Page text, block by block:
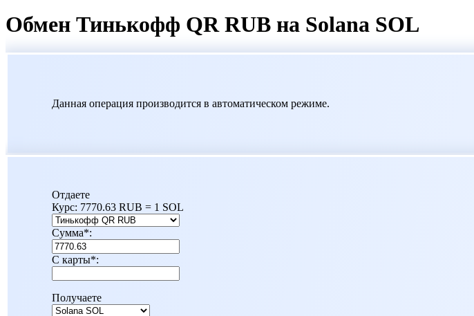
Обмен Тинькофф QR RUB на Solana SOL
Данная операция производится в автоматическом режиме.
Отдаете
Курс: 7770.63 RUB = 1 SOL
Сумма*:
С карты*:
Получаете